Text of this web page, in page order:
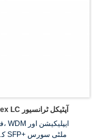
3Gb/s SFP+ BIDI 1310nm/1550nm 20km DDM Simplex LC آپٹیکل ٹرانسیور